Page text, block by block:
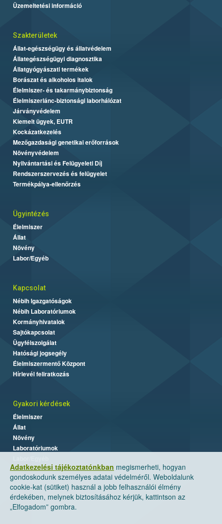
Adatkezelési tájékoztatónkban megismerheti, hogyan
gondoskodunk személyes adatai védelméről. Weboldalunk
cookie-kat (sütiket) használ a jobb felhasználói élmény
érdekében, melynek biztosításához kérjük, kattintson az
„Elfogadom” gombra.
Üzemeltetési információ
Szakterületek
Állat-egészségügy és állatvédelem
Állategészségügyi diagnosztika
Állatgyógyászati termékek
Borászat és alkoholos italok
Élelmiszer- és takarmánybiztonság
Élelmiszerlánc-biztonsági laborhálózat
Járványvédelem
Kiemelt ügyek, EUTR
Kockázatkezelés
Mezőgazdasági genetikai erőforrások
Növényvédelem
Nyilvántartási és Felügyeleti Díj
Rendszerszervezés és felügyelet
Termékpálya-ellenőrzés
Ügyintézés
Élelmiszer
Állat
Növény
Labor/Egyéb
Kapcsolat
Nébih Igazgatóságok
Nébih Laboratóriumok
Kormányhivatalok
Sajtókapcsolat
Ügyfélszolgálat
Hatósági jogsegély
Élelmiszermentő Központ
Hírlevél feliratkozás
Gyakori kérdések
Élelmiszer
Állat
Növény
Laboratóriumok